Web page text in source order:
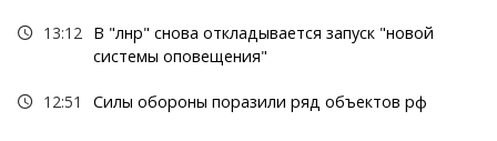
13:12 В "лнр" снова откладывается запуск "новой
системы оповещения"
12:51 Силы обороны поразили ряд объектов рф